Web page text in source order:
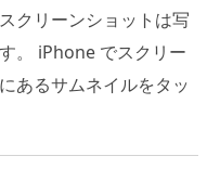
クリーンショットは写
。 iPhone でスクリー
あるサムネイルをタッ